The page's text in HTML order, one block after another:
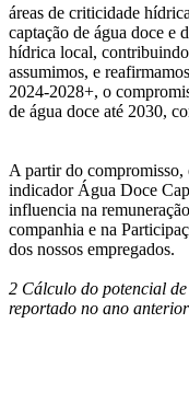
áreas de criticidade
captação de água doce e
hídrica local,
assumimos, e
2024-2028+, o
de água doce até 2030,
A partir do compromisso,
indicador Água Doce
influencia na
companhia e na
dos nossos empregados.
2 Cálculo do potencial
reportado no ano anterior